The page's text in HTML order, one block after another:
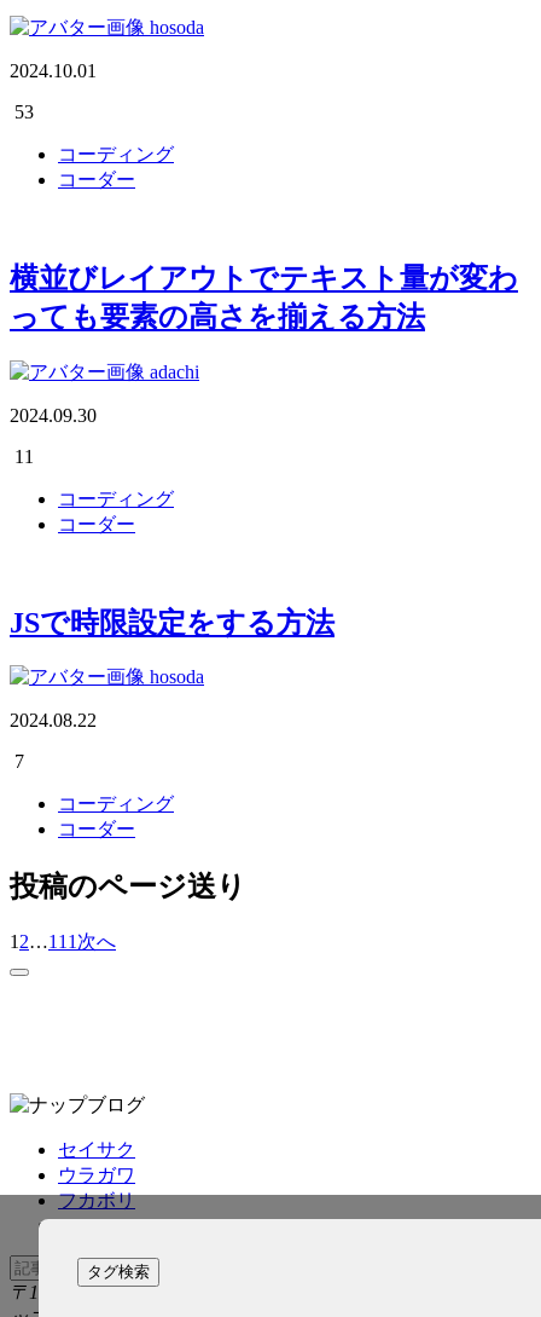
タグ検索
hosoda
2024.10.01
53
コーディング
コーダー
横並びレイアウトでテキスト量が変わ
っても要素の高さを揃える方法
adachi
2024.09.30
11
コーディング
コーダー
JSで時限設定をする方法
hosoda
2024.08.22
7
コーディング
コーダー
投稿のページ送り
1 2…111 次へ
セイサク
ウラガワ
フカボリ
〒150-0011 東京都渋谷区東2-5-36 大泉ビル1F 株式会社ナ